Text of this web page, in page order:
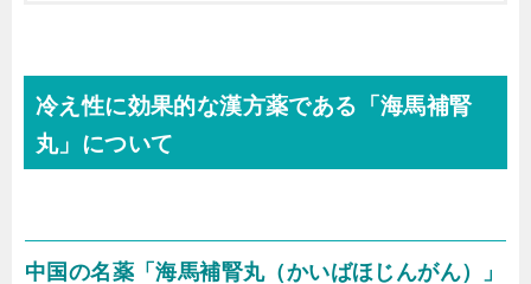
冷え性に効果的な漢方薬である「海馬補腎
丸」について
中国の名薬「海馬補腎丸（かいばほじんがん）」